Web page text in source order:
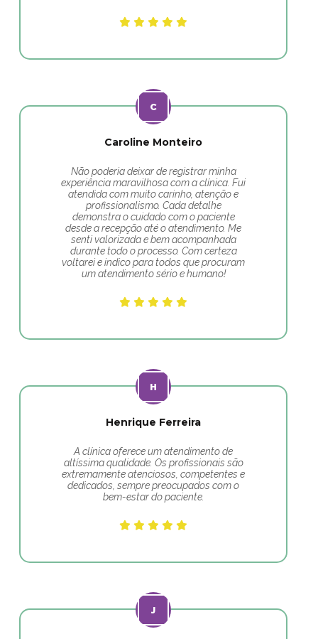
Caroline Monteiro
Não poderia deixar de registrar minha
experiência maravilhosa com a clínica. Fui
atendida com muito carinho, atenção e
profissionalismo. Cada detalhe
demonstra o cuidado com o paciente
desde a recepção até o atendimento. Me
senti valorizada e bem acompanhada
durante todo o processo. Com certeza
voltarei e indico para todos que procuram
um atendimento sério e humano!
Henrique Ferreira
A clínica oferece um atendimento de
altíssima qualidade. Os profissionais são
extremamente atenciosos, competentes e
dedicados, sempre preocupados com o
bem-estar do paciente.